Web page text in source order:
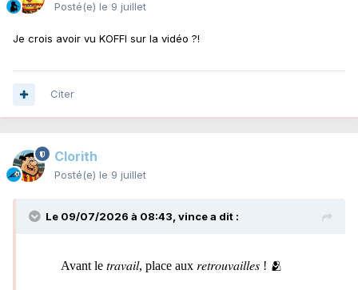
Posté(e) le 9 juillet
Je crois avoir vu KOFFI sur la vidéo ?!
Citer
Clorith
Posté(e) le 9 juillet
Le 09/07/2026 à 08:43, vincea dit :